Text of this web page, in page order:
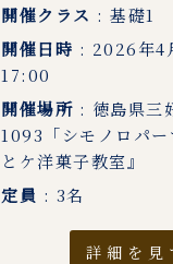
開催クラス : 基礎1
開催日時 : 2026年4
17:00
開催場所 : 徳島県三
1093「シモノロパ
とケ洋菓子教室』
定員 : 3名
詳細を見